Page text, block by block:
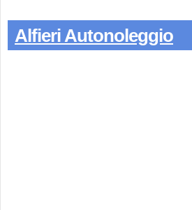
Alfieri Autonoleggio